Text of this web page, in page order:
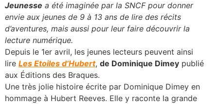
Jeunesse a été imaginée par la SNCF pour donner
envie aux jeunes de 9 à 13 ans de lire des récits
d’aventures, mais aussi pour leur faire découvrir la
lecture numérique.
Depuis le 1er avril, les jeunes lecteurs peuvent ainsi
lire Les Etoiles d’Hubert, de Dominique Dimey publié
aux Éditions des Braques.
Une très jolie histoire écrite par Dominique Dimey en
hommage à Hubert Reeves. Elle y raconte la grande